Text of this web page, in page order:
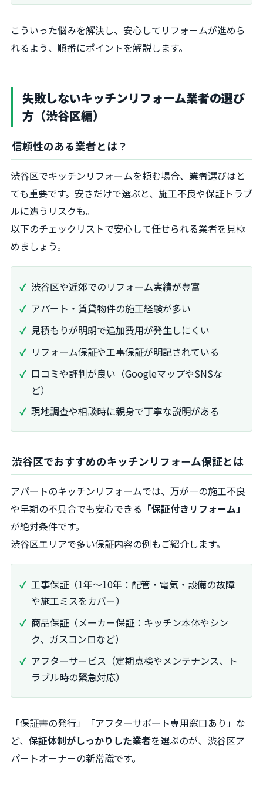
こういった悩みを解決し、安心してリフォームが進めら
れるよう、順番にポイントを解説します。
失敗しないキッチンリフォーム業者の選び
方（渋谷区編）
信頼性のある業者とは？
渋谷区でキッチンリフォームを頼む場合、業者選びはと
ても重要です。安さだけで選ぶと、施工不良や保証トラブ
ルに遭うリスクも。
以下のチェックリストで安心して任せられる業者を見極
めましょう。
渋谷区や近郊でのリフォーム実績が豊富
アパート・賃貸物件の施工経験が多い
見積もりが明朗で追加費用が発生しにくい
リフォーム保証や工事保証が明記されている
口コミや評判が良い（GoogleマップやSNSな
ど）
現地調査や相談時に親身で丁寧な説明がある
渋谷区でおすすめのキッチンリフォーム保証とは
アパートのキッチンリフォームでは、万が一の施工不良
や早期の不具合でも安心できる 「保証付きリフォーム」
が絶対条件です。
渋谷区エリアで多い保証内容の例もご紹介します。
工事保証（1年〜10年：配管・電気・設備の故障
や施工ミスをカバー）
商品保証（メーカー保証：キッチン本体やシン
ク、ガスコンロなど）
アフターサービス（定期点検やメンテナンス、ト
ラブル時の緊急対応）
「保証書の発行」「アフターサポート専用窓口あり」な
ど、 保証体制がしっかりした業者を選ぶのが、渋谷区ア
パートオーナーの新常識です。